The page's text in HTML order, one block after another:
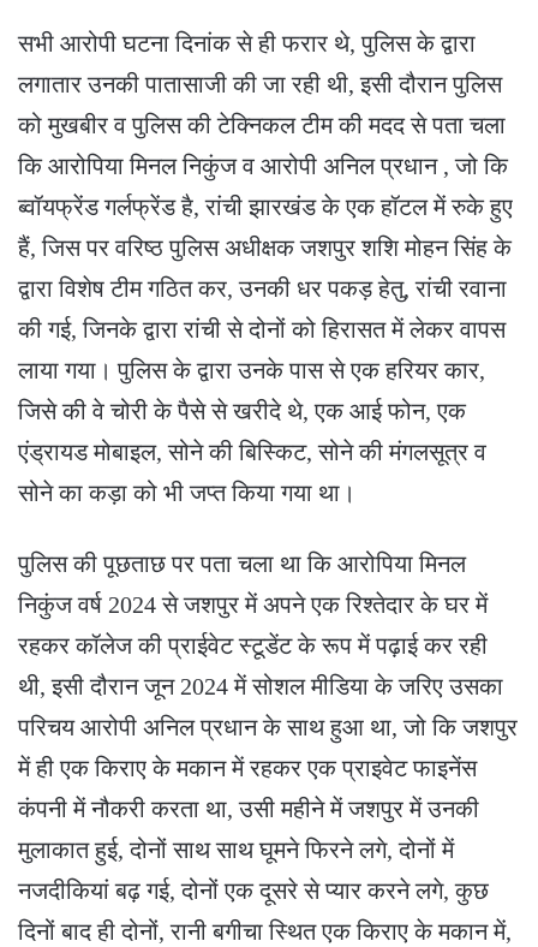
सभी आरोपी घटना दिनांक से ही फरार थे, पुलिस के द्वारा
लगातार उनकी पातासाजी की जा रही थी, इसी दौरान पुलिस
को मुखबीर व पुलिस की टेक्निकल टीम की मदद से पता चला
कि आरोपिया मिनल निकुंज व आरोपी अनिल प्रधान , जो कि
ब्वॉयफ्रेंड गर्लफ्रेंड है, रांची झारखंड के एक हॉटल में रुके हुए
हैं, जिस पर वरिष्ठ पुलिस अधीक्षक जशपुर शशि मोहन सिंह के
द्वारा विशेष टीम गठित कर, उनकी धर पकड़ हेतु, रांची रवाना
की गई, जिनके द्वारा रांची से दोनों को हिरासत में लेकर वापस
लाया गया। पुलिस के द्वारा उनके पास से एक हरियर कार,
जिसे की वे चोरी के पैसे से खरीदे थे, एक आई फोन, एक
एंड्रायड मोबाइल, सोने की बिस्किट, सोने की मंगलसूत्र व
सोने का कड़ा को भी जप्त किया गया था।
पुलिस की पूछताछ पर पता चला था कि आरोपिया मिनल
निकुंज वर्ष 2024 से जशपुर में अपने एक रिश्तेदार के घर में
रहकर कॉलेज की प्राईवेट स्टूडेंट के रूप में पढ़ाई कर रही
थी, इसी दौरान जून 2024 में सोशल मीडिया के जरिए उसका
परिचय आरोपी अनिल प्रधान के साथ हुआ था, जो कि जशपुर
में ही एक किराए के मकान में रहकर एक प्राइवेट फाइनेंस
कंपनी में नौकरी करता था, उसी महीने में जशपुर में उनकी
मुलाकात हुई, दोनों साथ साथ घूमने फिरने लगे, दोनों में
नजदीकियां बढ़ गई, दोनों एक दूसरे से प्यार करने लगे, कुछ
दिनों बाद ही दोनों, रानी बगीचा स्थित एक किराए के मकान में,